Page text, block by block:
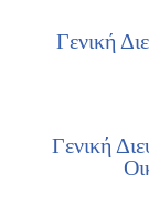
Γενική
Γενική